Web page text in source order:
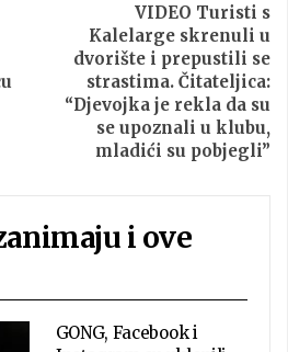
VIDEO Turisti s
Kalelarge skrenuli u
dvorište i prepustili se
strastima. Čitateljica:
“Djevojka je rekla da su
se upoznali u klubu,
mladići su pobjegli”
i ove
GONG, Facebook i